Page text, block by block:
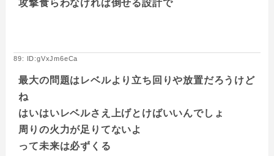
攻撃食らわなければ倒せる設計で
89: ID:gVxJm6eCa
最大の問題はレベルより立ち回りや放置だろうけど
ね
はいはいレベルさえ上げとけばいいんでしょ
周りの火力が足りてないよ
って未来は必ずくる